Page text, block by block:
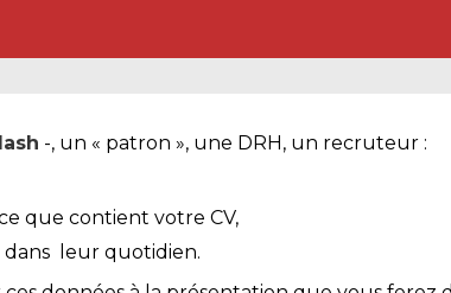
-, un « patron », une DRH, un recruteur :
que contient votre CV,
leur quotidien.